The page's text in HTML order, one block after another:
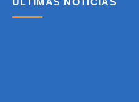
ÚLTIMAS NOTICIAS